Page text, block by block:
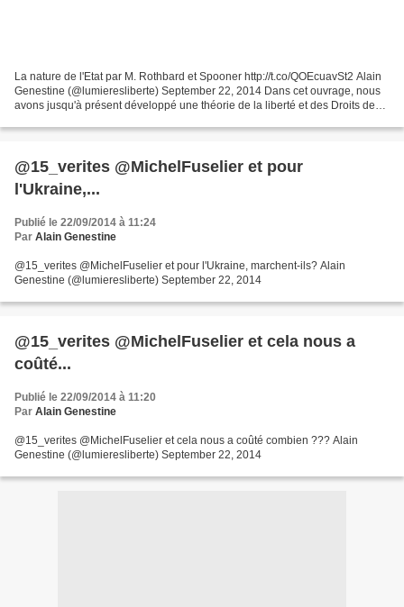
La nature de l'Etat par M. Rothbard et Spooner http://t.co/QOEcuavSt2 Alain
Genestine (@lumieresliberte) September 22, 2014 Dans cet ouvrage, nous
avons jusqu'à présent développé une théorie de la liberté et des Droits de
@15_verites @MichelFuselier et pour
l'Ukraine,...
Publié le 22/09/2014 à 11:24
Par Alain Genestine
@15_verites @MichelFuselier et pour l'Ukraine, marchent-ils? Alain
Genestine (@lumieresliberte) September 22, 2014
@15_verites @MichelFuselier et cela nous a
coûté...
Publié le 22/09/2014 à 11:20
Par Alain Genestine
@15_verites @MichelFuselier et cela nous a coûté combien ??? Alain
Genestine (@lumieresliberte) September 22, 2014